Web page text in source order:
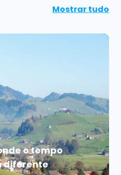
Mostrar tudo
o tempo
diferente